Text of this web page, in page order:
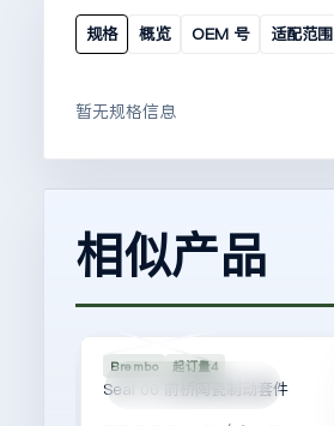
规格 概览 OEM 号 适配范围
暂无规格信息
相似产品
BRK-SEAL06-F
SPU-BRK-
SEAL06
Brembo 起订量4
Seal 06 前桥陶瓷制动套件